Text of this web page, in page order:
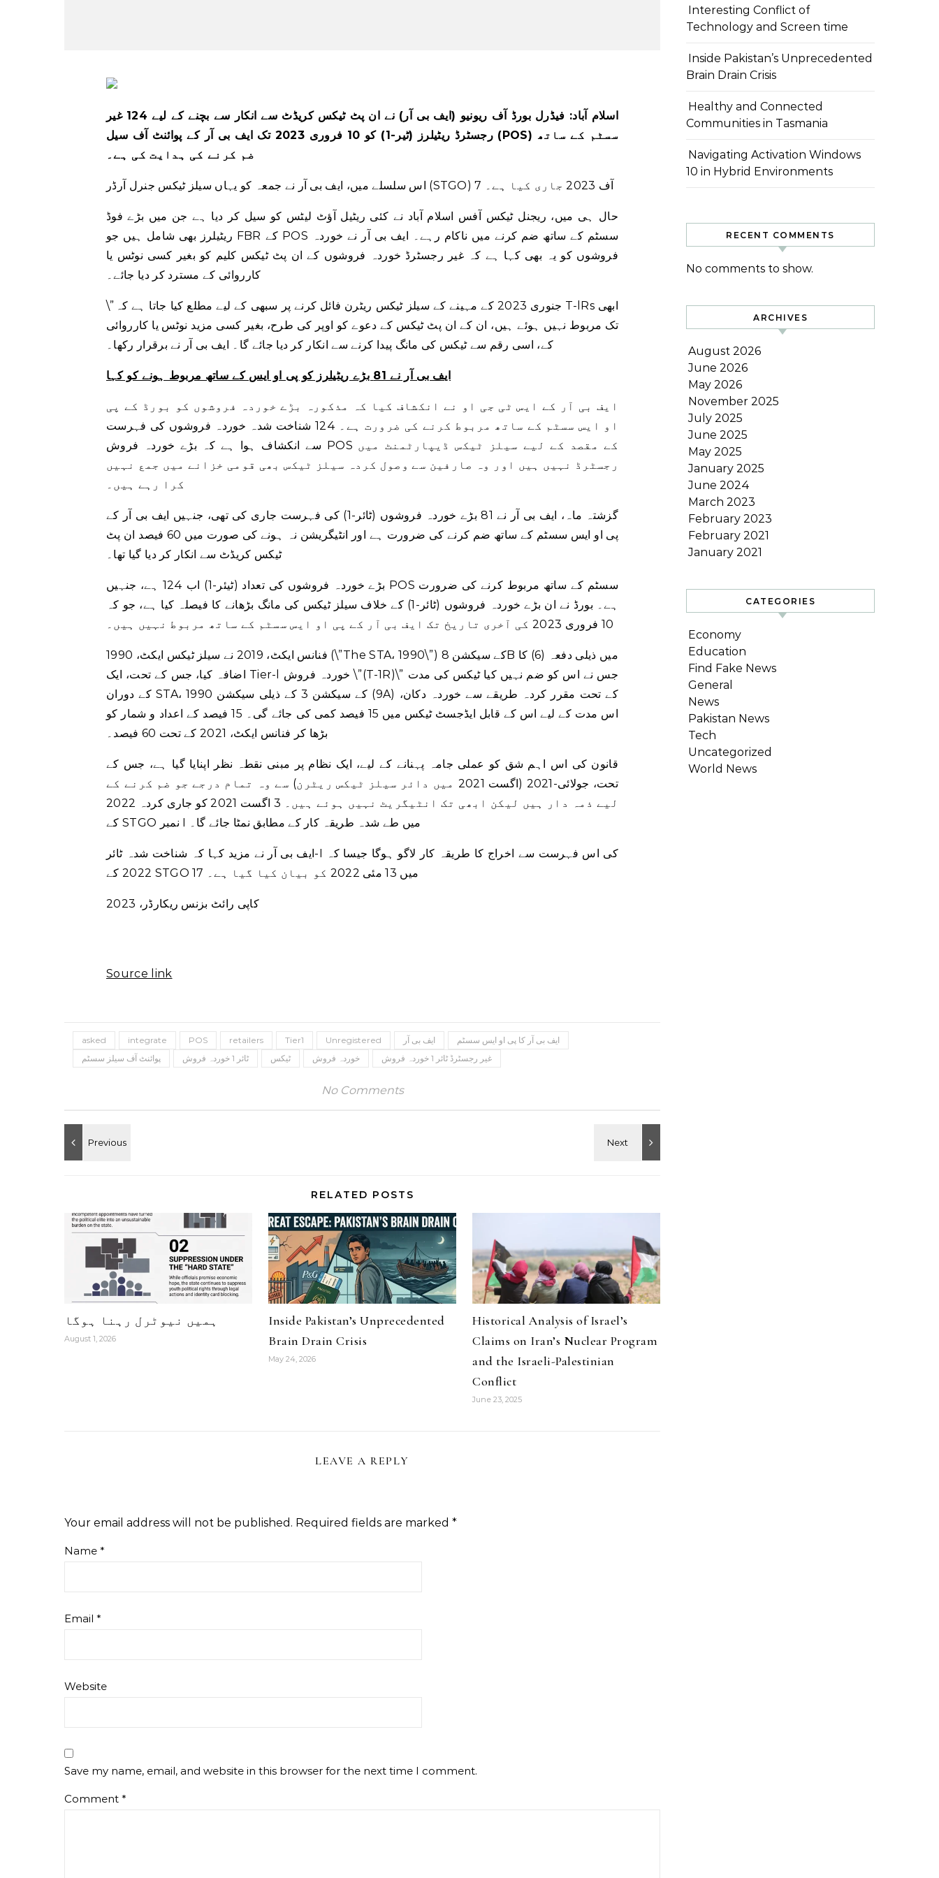
اسلام آباد: فیڈرل بورڈ آف ریونیو (ایف بی آر) نے ان پٹ ٹیکس کریڈٹ سے انکار سے بچنے کے لیے 124 غیر
رجسٹرڈ ریٹیلرز (ٹیر-1) کو 10 فروری 2023 تک ایف بی آر کے پوائنٹ آف سیل (POS) سسٹم کے ساتھ
ضم کرنے کی ہدایت کی ہے۔
اس سلسلے میں، ایف بی آر نے جمعہ کو یہاں سیلز ٹیکس جنرل آرڈر (STGO) 7 آف 2023 جاری کیا ہے۔
حال ہی میں، ریجنل ٹیکس آفس اسلام آباد نے کئی ریٹیل آؤٹ لیٹس کو سیل کر دیا ہے جن میں بڑے فوڈ
ریٹیلرز بھی شامل ہیں جو FBR کے POS سسٹم کے ساتھ ضم کرنے میں ناکام رہے۔ ایف بی آر نے خوردہ
فروشوں کو یہ بھی کہا ہے کہ غیر رجسٹرڈ خوردہ فروشوں کے ان پٹ ٹیکس کلیم کو بغیر کسی نوٹس یا
کارروائی کے مسترد کر دیا جائے۔
\”جنوری 2023 کے مہینے کے سیلز ٹیکس ریٹرن فائل کرنے پر سبھی کے لیے مطلع کیا جاتا ہے کہ T-lRs ابھی
تک مربوط نہیں ہوئے ہیں، ان کے ان پٹ ٹیکس کے دعوے کو اوپر کی طرح، بغیر کسی مزید نوٹس یا کارروائی
کے، اسی رقم سے ٹیکس کی مانگ پیدا کرنے سے انکار کر دیا جائے گا۔ ایف بی آر نے برقرار رکھا۔
ایف بی آر نے 81 بڑے ریٹیلرز کو پی او ایس کے ساتھ مربوط ہونے کو کہا
ایف بی آر کے ایس ٹی جی او نے انکشاف کیا کہ مذکورہ بڑے خوردہ فروشوں کو بورڈ کے پی
او ایس سسٹم کے ساتھ مربوط کرنے کی ضرورت ہے۔ 124 شناخت شدہ خوردہ فروشوں کی فہرست
سے انکشاف ہوا ہے کہ بڑے خوردہ فروش POS کے مقصد کے لیے سیلز ٹیکس ڈیپارٹمنٹ میں
رجسٹرڈ نہیں ہیں اور وہ صارفین سے وصول کردہ سیلز ٹیکس بھی قومی خزانے میں جمع نہیں
کرا رہے ہیں۔
گزشتہ ماہ، ایف بی آر نے 81 بڑے خوردہ فروشوں (ٹائر-1) کی فہرست جاری کی تھی، جنہیں ایف بی آر کے
پی او ایس سسٹم کے ساتھ ضم کرنے کی ضرورت ہے اور انٹیگریشن نہ ہونے کی صورت میں 60 فیصد ان پٹ
ٹیکس کریڈٹ سے انکار کر دیا گیا تھا۔
بڑے خوردہ فروشوں کی تعداد (ٹیئر-1) اب 124 ہے، جنہیں POS سسٹم کے ساتھ مربوط کرنے کی ضرورت
ہے۔ بورڈ نے ان بڑے خوردہ فروشوں (ٹائر-1) کے خلاف سیلز ٹیکس کی مانگ بڑھانے کا فیصلہ کیا ہے، جو کہ
10 فروری 2023 کی آخری تاریخ تک ایف بی آر کے پی او ایس سسٹم کے ساتھ مربوط نہیں ہیں۔
فنانس ایکٹ، 2019 نے سیلز ٹیکس ایکٹ، 1990 (\”The STA، 1990\”) کے سیکشن 8B میں ذیلی دفعہ (6) کا
اضافہ کیا، جس کے تحت، ایک Tier-l خوردہ فروش \”(T-1R)\” جس نے اس کو ضم نہیں کیا ٹیکس کی مدت
کے دوران STA، 1990 کے سیکشن 3 کے ذیلی سیکشن (9A) کے تحت مقرر کردہ طریقے سے خوردہ دکان،
اس مدت کے لیے اس کے قابل ایڈجسٹ ٹیکس میں 15 فیصد کمی کی جائے گی۔ 15 فیصد کے اعداد و شمار کو
بڑھا کر فنانس ایکٹ، 2021 کے تحت 60 فیصد۔
قانون کی اس اہم شق کو عملی جامہ پہنانے کے لیے، ایک نظام پر مبنی نقطہ نظر اپنایا گیا ہے، جس کے
تحت، جولائی-2021 (اگست 2021 میں دائر سیلز ٹیکس ریٹرن) سے وہ تمام درجے جو ضم کرنے کے
لیے ذمہ دار ہیں لیکن ابھی تک انٹیگریٹ نہیں ہوئے ہیں۔ 3 اگست 2021 کو جاری کردہ 2022
کے STGO نمبر I میں طے شدہ طریقہ کار کے مطابق نمٹا جائے گا۔
ایف بی آر نے مزید کہا کہ شناخت شدہ ٹائر-I کی اس فہرست سے اخراج کا طریقہ کار لاگو ہوگا جیسا کہ
2022 کے STGO 17 میں 13 مئی 2022 کو بیان کیا گیا ہے۔
کاپی رائٹ بزنس ریکارڈر، 2023
Source link
asked integrate POS retailers Tier1 Unregistered ایف بی آر
ایف بی آر کا پی او ایس سسٹم
پوائنٹ آف سیلز سسٹم
ٹائر 1 خوردہ فروش ٹیکس خوردہ فروش غیر رجسٹرڈ ٹائر 1 خوردہ فروش
No Comments
RELATED POSTS
ہمیں نیوٹرل رہنا ہوگا
August 1, 2026
Inside Pakistan’s Unprecedented
Brain Drain Crisis
May 24, 2026
Historical Analysis of Israel’s
Claims on Iran’s Nuclear Program
and the Israeli-Palestinian
Conflict
June 23, 2025
LEAVE A REPLY
Your email address will not be published. Required fields are marked *
Name *
Email *
Website
Save my name, email, and website in this browser for the next time I comment.
Comment *
Interesting Conflict of
Technology and Screen time
Inside Pakistan’s Unprecedented
Brain Drain Crisis
Healthy and Connected
Communities in Tasmania
Navigating Activation Windows
10 in Hybrid Environments
RECENT COMMENTS
No comments to show.
ARCHIVES
August 2026
June 2026
May 2026
November 2025
July 2025
June 2025
May 2025
January 2025
June 2024
March 2023
February 2023
February 2021
January 2021
CATEGORIES
Economy
Education
Find Fake News
General
News
Pakistan News
Tech
Uncategorized
World News